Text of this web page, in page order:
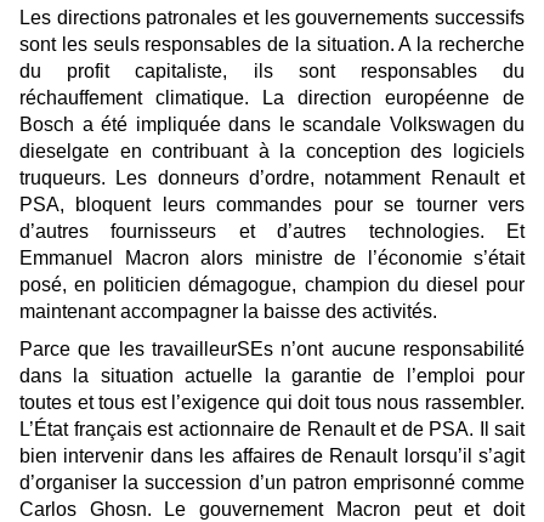
Les directions patronales et les gouvernements successifs
sont les seuls responsables de la situation. A la recherche
du profit capitaliste, ils sont responsables du
réchauffement climatique. La direction européenne de
Bosch a été impliquée dans le scandale Volkswagen du
dieselgate en contribuant à la conception des logiciels
truqueurs. Les donneurs d’ordre, notamment Renault et
PSA, bloquent leurs commandes pour se tourner vers
d’autres fournisseurs et d’autres technologies. Et
Emmanuel Macron alors ministre de l’économie s’était
posé, en politicien démagogue, champion du diesel pour
maintenant accompagner la baisse des activités.
Parce que les travailleurSEs n’ont aucune responsabilité
dans la situation actuelle la garantie de l’emploi pour
toutes et tous est l’exigence qui doit tous nous rassembler.
L’État français est actionnaire de Renault et de PSA. Il sait
bien intervenir dans les affaires de Renault lorsqu’il s’agit
d’organiser la succession d’un patron emprisonné comme
Carlos Ghosn. Le gouvernement Macron peut et doit